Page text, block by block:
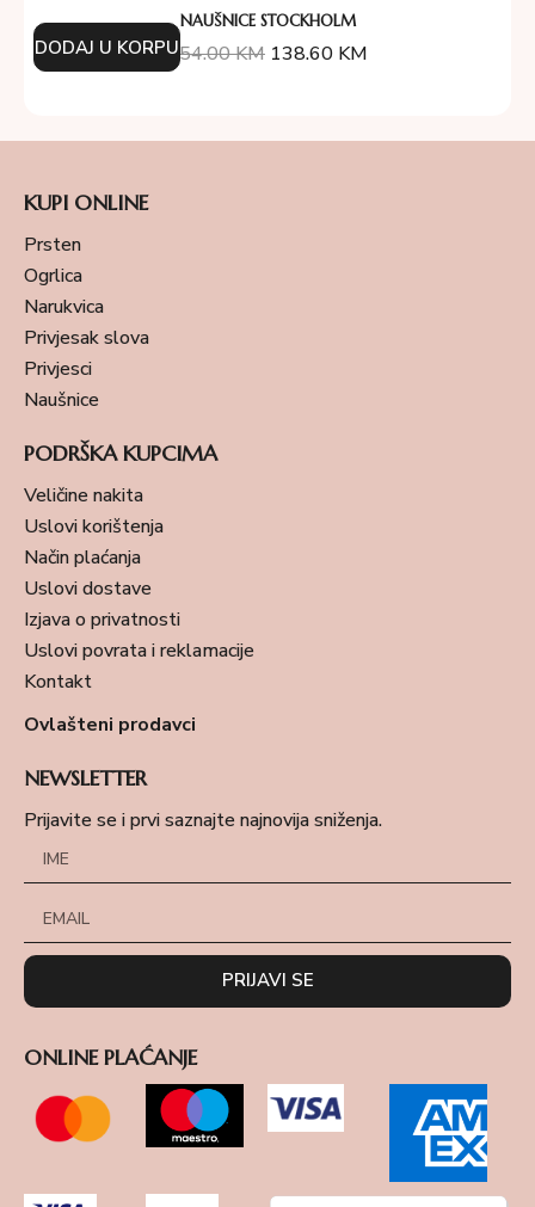
NAUŠNICE STOCKHOLM
154.00KM 138.60 KM
DODAJ U KORPU
KUPI ONLINE
Prsten
Ogrlica
Narukvica
Privjesak slova
Privjesci
Naušnice
PODRŠKA KUPCIMA
Veličine nakita
Uslovi korištenja
Način plaćanja
Uslovi dostave
Izjava o privatnosti
Uslovi povrata i reklamacije
Kontakt
Ovlašteni prodavci
NEWSLETTER
Prijavite se i prvi saznajte najnovija sniženja.
PRIJAVI SE
ONLINE PLAĆANJE